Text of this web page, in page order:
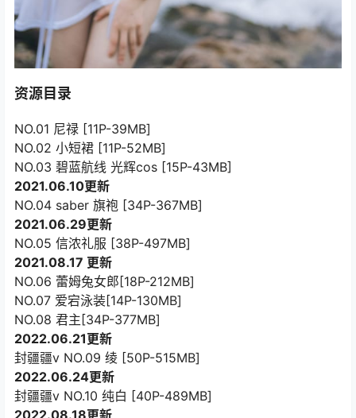
资源目录
NO.01 尼禄 [11P-39MB]
NO.02 小短裙 [11P-52MB]
NO.03 碧蓝航线 光辉cos [15P-43MB]
2021.06.10更新
NO.04 saber 旗袍 [34P-367MB]
2021.06.29更新
NO.05 信浓礼服 [38P-497MB]
2021.08.17 更新
NO.06 蕾姆兔女郎[18P-212MB]
NO.07 爱宕泳装[14P-130MB]
NO.08 君主[34P-377MB]
2022.06.21更新
封疆疆v NO.09 绫 [50P-515MB]
2022.06.24更新
封疆疆v NO.10 纯白 [40P-489MB]